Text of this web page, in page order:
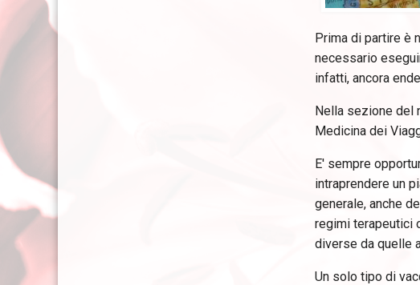
Prima di partire è
necessario
infatti, ancora
Nella sezione del
Medicina dei
E' sempre
intraprendere un
generale, anche
regimi terapeutici
diverse da quelle
Un solo tipo di